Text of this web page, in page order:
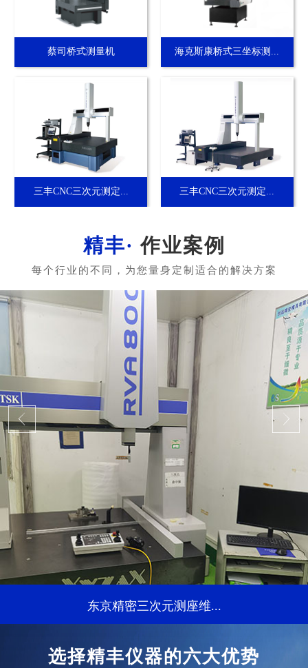
蔡司桥式测量机 海克斯康桥式三坐标测...
三丰CNC三次元测定... 三丰CNC三次元测定...
作业案例
东京精密三次元测座维...
...
选择精丰仪器的六大优势